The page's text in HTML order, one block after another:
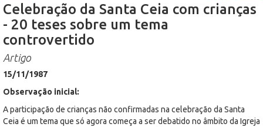
Celebração da Santa Ceia com crianças
- 20 teses sobre um tema
controvertido
Artigo
15/11/1987
Observação inicial:
A participação de crianças não confirmadas na celebração da Santa
Ceia é um tema que só agora começa a ser debatido no âmbito da Igreja